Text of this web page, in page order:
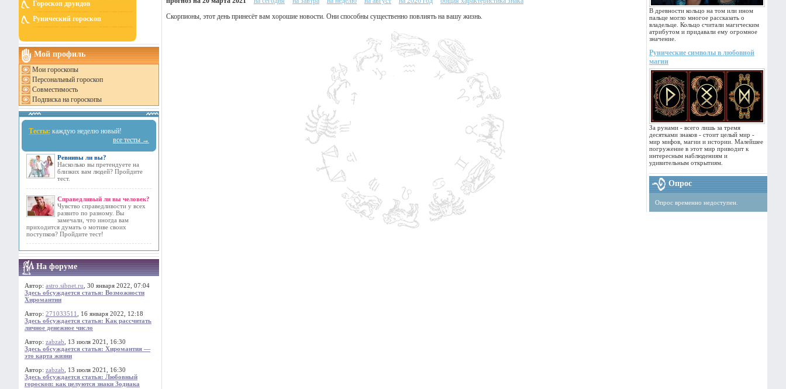
Гороскоп друидов
Рунический гороскоп
Мой профиль
Мои гороскопы
Персональный гороскоп
Совместимость
Подписка на гороскопы
Тесты: каждую неделю новый!
все тесты →
Ревнивы ли вы?
Насколько вы претендуете на
близких вам людей? Пройдите
тест.
Справедливый ли вы человек?
Чувство справедливости у всех
развито по разному. Вы
замечали, что иногда вам
приходится думать о мотиве своих
поступков? Пройдите тест!
На форуме
Автор: astro.sibnet.ru , 30 января 2022, 07:04
Здесь обсуждается статья: Возможности
Хиромантии
Автор: 271033511
, 16 января 2022, 12:18
Здесь обсуждается статья: Как рассчитать
личное денежное число
Автор: zabzab , 13 июля 2021, 16:30
Здесь обсуждается статья: Хиромантия —
это карта жизни
Автор: zabzab , 13 июля 2021, 16:30
Здесь обсуждается статья: Любовный
гороскоп: как целуются знаки Зодиака
В древности кольцо на том или ином
пальце могло многое рассказать о
владельце. Кольцо считали магическим
атрибутом и придавали ему огромное
значение.
Рунические символы в любовной
магии
За рунами - всего лишь за тремя
десятками знаков - стоит целый мир -
мир мифов, магии и истории. Малейшее
погружение в этот мир приводит к
интересным наблюдениям и
удивительным открытиям.
Опрос
Опрос временно недоступен.
Скорпионы, этот день принесёт вам хорошие новости. Они способны существенно повлиять на вашу жизнь.